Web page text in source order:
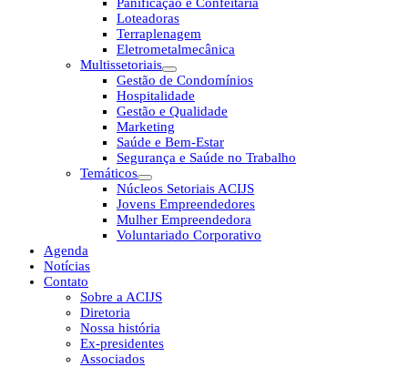
Loteadoras
Terraplenagem
Eletrometalmecânica
Multissetoriais
Gestão de Condomínios
Hospitalidade
Gestão e Qualidade
Marketing
Saúde e Bem-Estar
Segurança e Saúde no Trabalho
Temáticos
Núcleos Setoriais ACIJS
Jovens Empreendedores
Mulher Empreendedora
Voluntariado Corporativo
Agenda
Notícias
Contato
Sobre a ACIJS
Diretoria
Nossa história
Ex-presidentes
Associados